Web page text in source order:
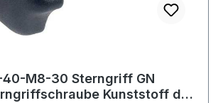
M8-30 Sterngriff GN
Kunststoff d1